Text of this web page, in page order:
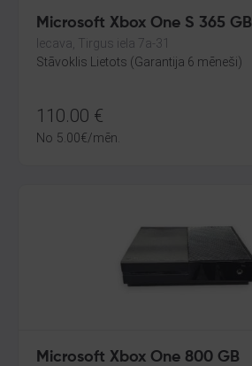
Microsoft Xbox One S 365 GB
Iecava, Tirgus iela 7a-31
Stāvoklis Lietots (Garantija 6 mēneši)
110.00 €
No 5.00€/mēn.
Microsoft Xbox One 800 GB